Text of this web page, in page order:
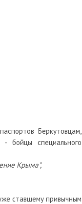
Беркутовцам,
бойцы специального
Крыма",
ставшему привычным